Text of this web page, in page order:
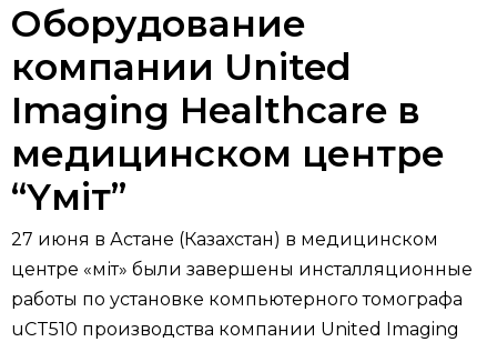
Оборудование
компании United
Imaging Healthcare в
медицинском центре
“Yмiт”
27 июня в Астане (Казахстан) в медицинском
центре «Үміт» были завершены инсталляционные
работы по установке компьютерного томографа
uCT510 производства компании United Imaging